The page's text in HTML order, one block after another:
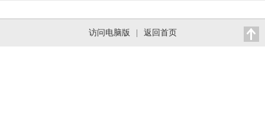
访问电脑版 返回首页